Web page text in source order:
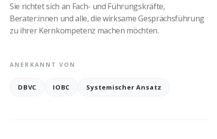
Sie richtet sich an Fach- und Führungskräfte,
Berater:innen und alle, die wirksame Gesprächsführung
zu ihrer Kernkompetenz machen möchten.
ANERKANNT VON
DBVC IOBC Systemischer Ansatz